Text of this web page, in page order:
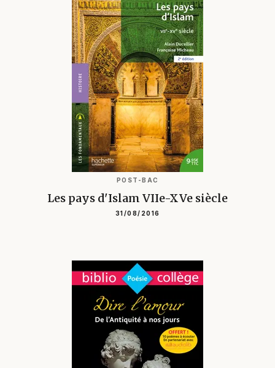
POST-BAC
Les pays d'Islam VIIe-XVe siècle
31/08/2016